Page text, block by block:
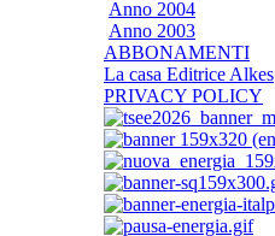
Anno 2004
Anno 2003
ABBONAMENTI
La casa Editrice Alkes
PRIVACY POLICY